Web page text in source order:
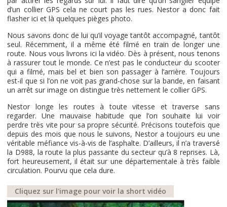
d’un collier GPS cela ne court pas les rues. Nestor a donc fait
flasher ici et là quelques pièges photo.
Nous savons donc de lui qu’il voyage tantôt accompagné, tantôt
seul. Récemment, il a même été filmé en train de longer une
route. Nous vous livrons ici la vidéo. Dès à présent, nous tenons
à rassurer tout le monde. Ce n’est pas le conducteur du scooter
qui a filmé, mais bel et bien son passager à l’arrière. Toujours
est-il que si l’on ne voit pas grand-chose sur la bande, en faisant
un arrêt sur image on distingue très nettement le collier GPS.
Nestor longe les routes à toute vitesse et traverse sans
regarder. Une mauvaise habitude que l’on souhaite lui voir
perdre très vite pour sa propre sécurité. Précisons toutefois que
depuis des mois que nous le suivons, Nestor a toujours eu une
véritable méfiance vis-à-vis de l’asphalte. D’ailleurs, il n’a traversé
la D988, la route la plus passante du secteur qu’à 8 reprises. Là,
fort heureusement, il était sur une départementale à très faible
circulation. Pourvu que cela dure.
Cliquez sur l'image pour voir la short vidéo